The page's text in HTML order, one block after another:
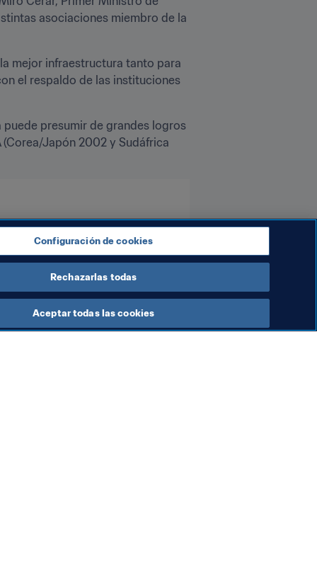
asociaciones miembro de la
mejor infraestructura tanto para
el respaldo de las instituciones
puede presumir de grandes logros
Japón 2002 y Sudáfrica
Configuración de cookies
Rechazarlas todas
Aceptar todas las cookies